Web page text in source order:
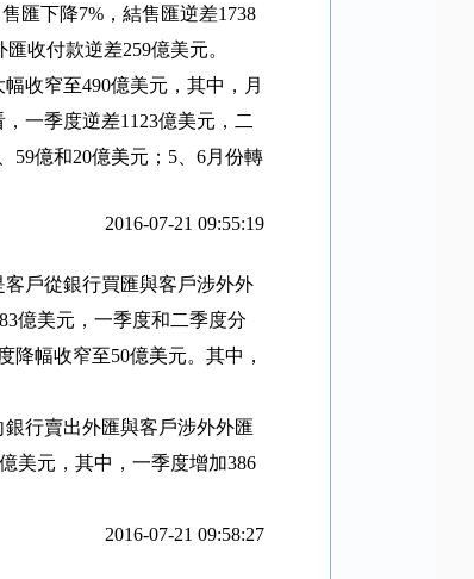
匯下降7%，結售匯逆差1738
匯收付款逆差259億美元。
幅收窄至490億美元，其中，月
一季度逆差1123億美元，二
59億和20億美元； 5、 6月份轉
2016-07-21 09:55:19
戶從銀行買匯與客戶涉外外
億美元，一季度和二季度分
降幅收窄至50億美元。其中，
行賣出外匯與客戶涉外外匯
美元，其中，一季度增加386
2016-07-21 09:58:27